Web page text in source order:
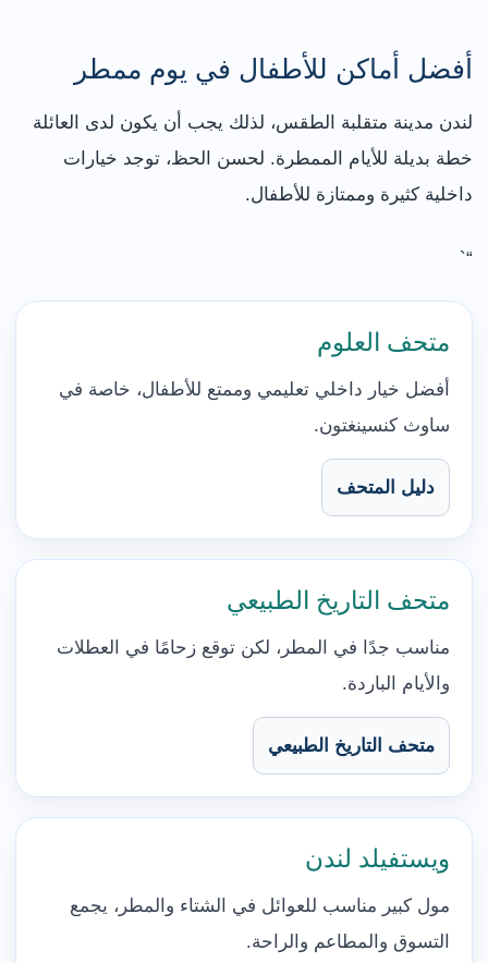
أفضل أماكن للأطفال في يوم ممطر
لندن مدينة متقلبة الطقس، لذلك يجب أن يكون لدى العائلة
خطة بديلة للأيام الممطرة. لحسن الحظ، توجد خيارات
داخلية كثيرة وممتازة للأطفال.
“`
متحف العلوم
أفضل خيار داخلي تعليمي وممتع للأطفال، خاصة في
ساوث كنسينغتون.
دليل المتحف
متحف التاريخ الطبيعي
مناسب جدًا في المطر، لكن توقع زحامًا في العطلات
والأيام الباردة.
متحف التاريخ الطبيعي
ويستفيلد لندن
مول كبير مناسب للعوائل في الشتاء والمطر، يجمع
التسوق والمطاعم والراحة.